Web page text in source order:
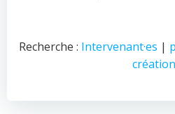
Recherche : Intervenant·es |